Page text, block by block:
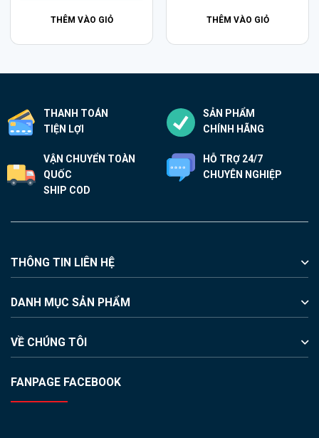
THÊM VÀO GIỎ
chọn
thể
được
trang
THÊM VÀO GIỎ
THANH TOÁN
TIỆN LỢI
SẢN PHẨM
CHÍNH HÃNG
VẬN CHUYỂN TOÀN
QUỐC
SHIP COD
HỖ TRỢ 24/7
CHUYÊN NGHIỆP
THÔNG TIN LIÊN HỆ
DANH MỤC SẢN PHẨM
VỀ CHÚNG TÔI
FANPAGE FACEBOOK